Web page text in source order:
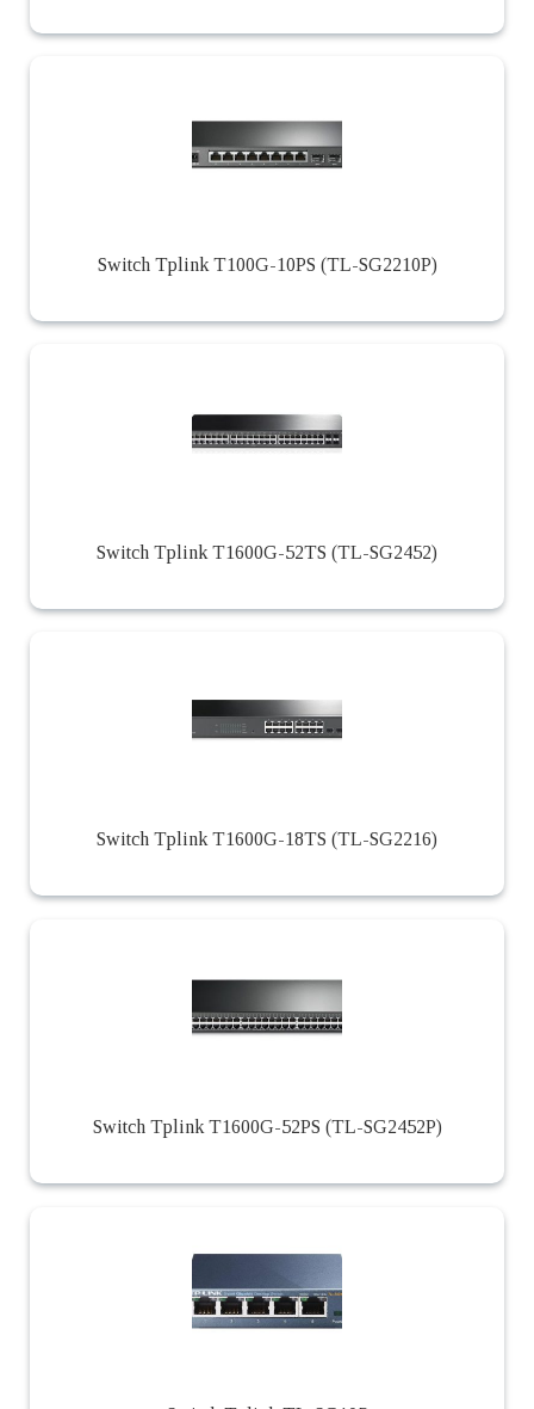
Switch Tplink T100G-10PS (TL-SG2210P)
Switch Tplink T1600G-52TS (TL-SG2452)
Switch Tplink T1600G-18TS (TL-SG2216)
Switch Tplink T1600G-52PS (TL-SG2452P)